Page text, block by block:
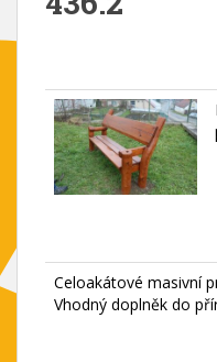
n
Celoakátové masivní
Vhodný doplněk do